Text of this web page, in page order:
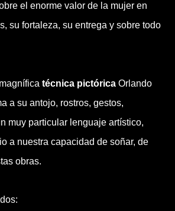
el enorme valor de la mujer en
su fortaleza, su entrega y sobre todo
técnica pictórica Orlando
a su antojo, rostros, gestos,
muy particular lenguaje artístico,
a nuestra capacidad de soñar, de
obras.